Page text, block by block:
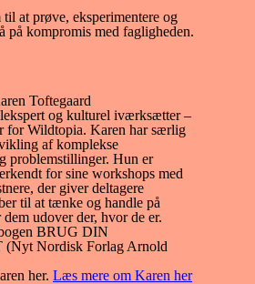
at prøve, eksperimentere og
på kompromis med fagligheden.
Toftegaard
og kulturel iværksætter –
for Wildtopia. Karen har særlig
af komplekse
problemstillinger. Hun er
for sine workshops med
der giver deltagere
til at tænke og handle på
udover der, hvor de er.
BRUG DIN
Nordisk Forlag Arnold
her. Læs mere om Karen her